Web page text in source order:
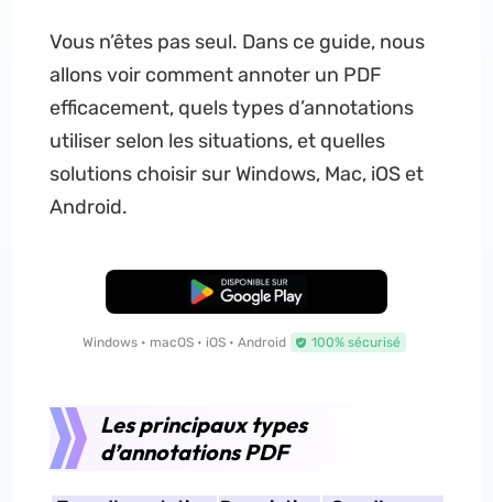
Vous n’êtes pas seul. Dans ce guide, nous
allons voir comment annoter un PDF
efficacement, quels types d’annotations
utiliser selon les situations, et quelles
solutions choisir sur Windows, Mac, iOS et
Android.
TÉLÉCHARGER
Windows • macOS • iOS • Android 100% sécurisé
Les principaux types
d’annotations PDF